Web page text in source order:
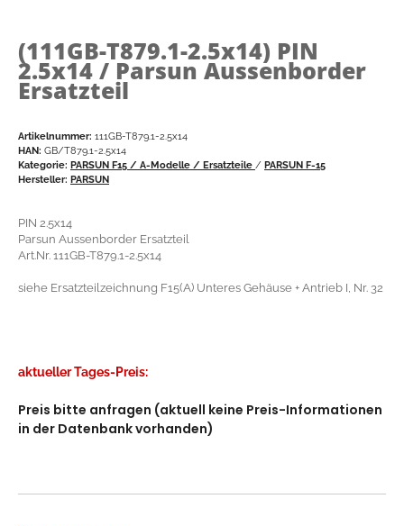
(111GB-T879.1-2.5x14) PIN
2.5x14 / Parsun Aussenborder
Ersatzteil
Artikelnummer: 111GB-T879.1-2.5x14
HAN: GB/T879.1-2.5x14
Kategorie: PARSUN F15 / A-Modelle / Ersatzteile / PARSUN F-15
Hersteller: PARSUN
PIN 2.5x14
Parsun Aussenborder Ersatzteil
Art.Nr. 111GB-T879.1-2.5x14
siehe Ersatzteilzeichnung F15(A) Unteres Gehäuse + Antrieb I, Nr. 32
aktueller Tages-Preis:
Preis bitte anfragen (aktuell keine Preis-Informationen
in der Datenbank vorhanden)